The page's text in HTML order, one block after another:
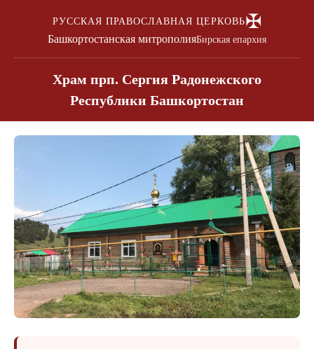
РУССКАЯ ПРАВОСЛАВНАЯ ЦЕРКОВЬ✠
Башкортостанская митрополияБирская епархия
Храм прп. Сергия Радонежского
Республики Башкортостан